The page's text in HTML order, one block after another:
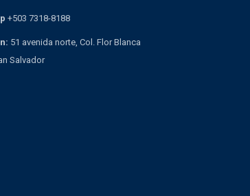
+503 7318-8188
51 avenida norte, Col. Flor Blanca
Salvador